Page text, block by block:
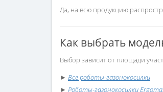
Да, на всю продукцию
Как выбрать
Выбор зависит от площади
► Все роботы-газонокосилки
► Роботы-газонокосилки